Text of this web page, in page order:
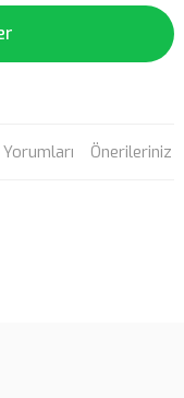
Önerileriniz